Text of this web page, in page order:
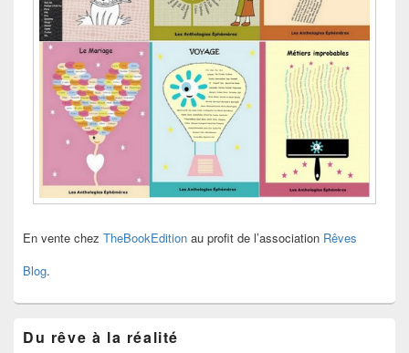
En vente chez TheBookEdition au profit de l’association Rêves
Blog.
Du rêve à la réalité